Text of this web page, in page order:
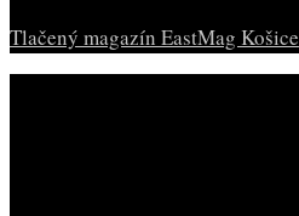
Tlačený magazín EastMag Košice